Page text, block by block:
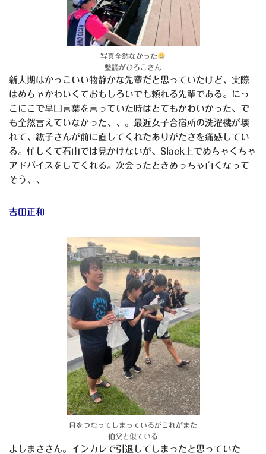
写真全然なかった
整調がひろこさん
新人期はかっこいい物静かな先輩だと思っていたけど、実際
はめちゃかわいくておもしろいでも頼れる先輩である。にっ
こにこで早口言葉を言っていた時はとてもかわいかった、で
も全然言えていなかった、、。最近女子合宿所の洗濯機が壊
れて、紘子さんが前に直してくれたありがたさを痛感してい
る。忙しくて石山では見かけないが、Slack上でめちゃくちゃ
アドバイスをしてくれる。次会ったときめっちゃ白くなって
そう、、
吉田正和
目をつむってしまっているがこれがまた
伯父と似ている
よしまささん。インカレで引退してしまったと思っていた